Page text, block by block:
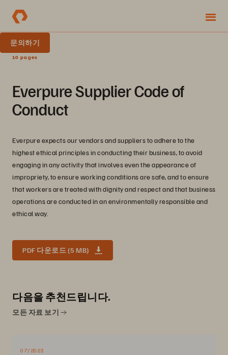
문의하기
10 pages
Everpure Supplier Code of
Conduct
Everpure expects our vendors and suppliers to adhere to the
highest ethical principles in conducting their business, to avoid
engaging in any activity that involves even the appearance of
impropriety, to ensure working conditions are safe, and to ensure
that workers are treated with dignity and respect and that business
operations are conducted in an environmentally responsible and
ethical way.
PDF 다운로드 (5 MB)
다음을 추천드립니다.
모든 자료 보기
07/2023